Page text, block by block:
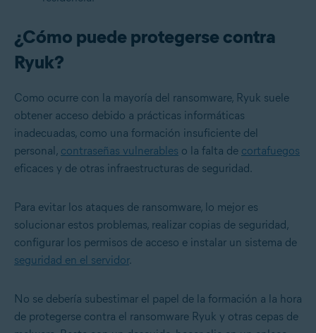
¿Cómo puede protegerse contra
Ryuk?
Como ocurre con la mayoría del ransomware, Ryuk suele
obtener acceso debido a prácticas informáticas
inadecuadas, como una formación insuficiente del
personal, contraseñas vulnerables o la falta de cortafuegos
eficaces y de otras infraestructuras de seguridad.
Para evitar los ataques de ransomware, lo mejor es
solucionar estos problemas, realizar copias de seguridad,
configurar los permisos de acceso e instalar un sistema de
seguridad en el servidor.
No se debería subestimar el papel de la formación a la hora
de protegerse contra el ransomware Ryuk y otras cepas de